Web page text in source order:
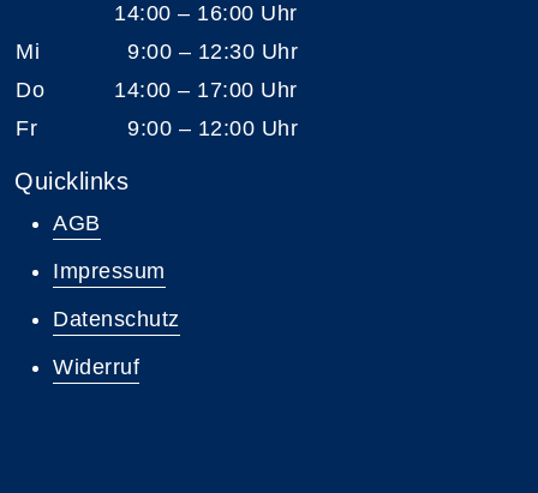
14:00 – 16:00 Uhr
Mi
9:00 – 12:30 Uhr
Do
14:00 – 17:00 Uhr
Fr
9:00 – 12:00 Uhr
Quicklinks
AGB
Impressum
Datenschutz
Widerruf